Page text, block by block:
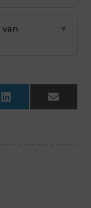
▼
LinkedIn Email